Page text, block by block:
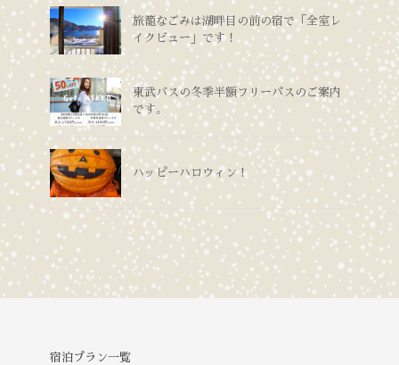
旅籠なごみは湖畔目の前の宿で「全室レ
イクビュー」です！
東武バスの冬季半額フリーパスのご案内
です。
ハッピーハロウィン！
宿泊プラン一覧